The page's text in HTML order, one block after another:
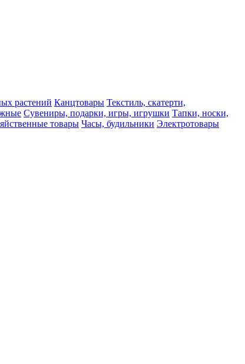
растений Канцтовары Текстиль, скатерти,
Сувениры, подарки, игры, игрушки Тапки, носки,
товары Часы, будильники Электротовары